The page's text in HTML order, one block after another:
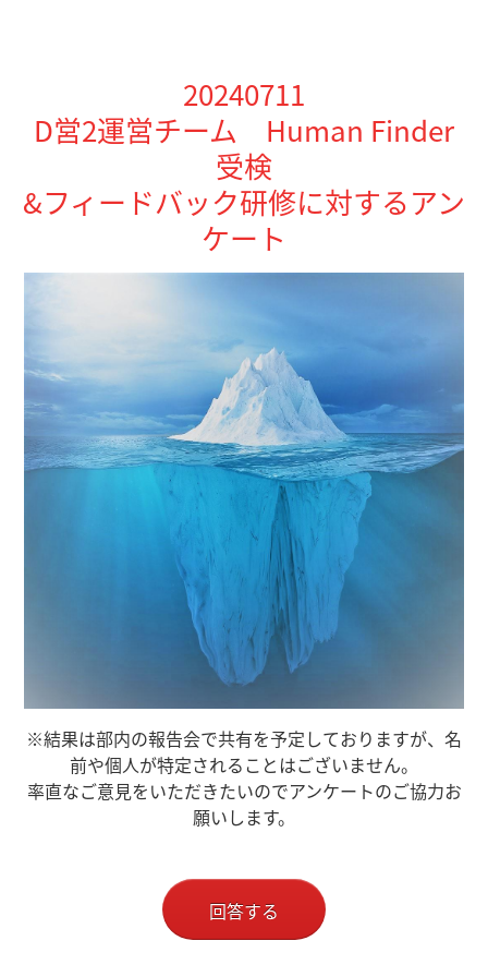
20240711
D営2運営チーム Human Finder
受検
&フィードバック研修に対するアン
ケート
※結果は部内の報告会で共有を予定しておりますが、名
前や個人が特定されることはございません。
率直なご意見をいただきたいのでアンケートのご協力お
願いします。
回答する